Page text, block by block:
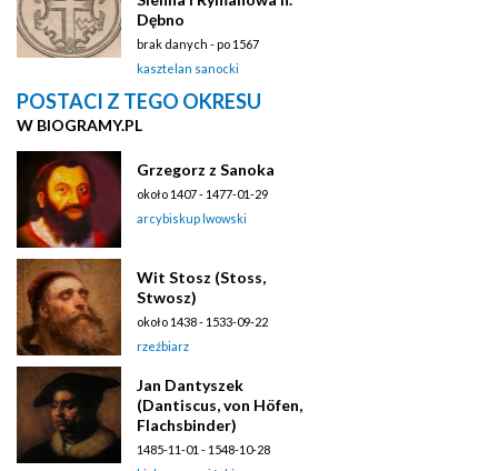
Dębno
brak danych - po 1567
kasztelan sanocki
POSTACI Z TEGO OKRESU
W BIOGRAMY.PL
Grzegorz z Sanoka
około 1407 - 1477-01-29
arcybiskup lwowski
Wit Stosz (Stoss,
Stwosz)
około 1438 - 1533-09-22
rzeźbiarz
Jan Dantyszek
(Dantiscus, von Höfen,
Flachsbinder)
1485-11-01 - 1548-10-28